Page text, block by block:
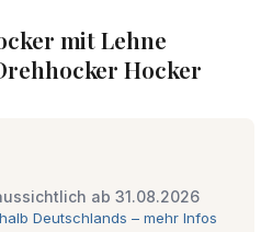
mit Lehne
Hocker
ab 31.08.2026
Deutschlands – mehr Infos